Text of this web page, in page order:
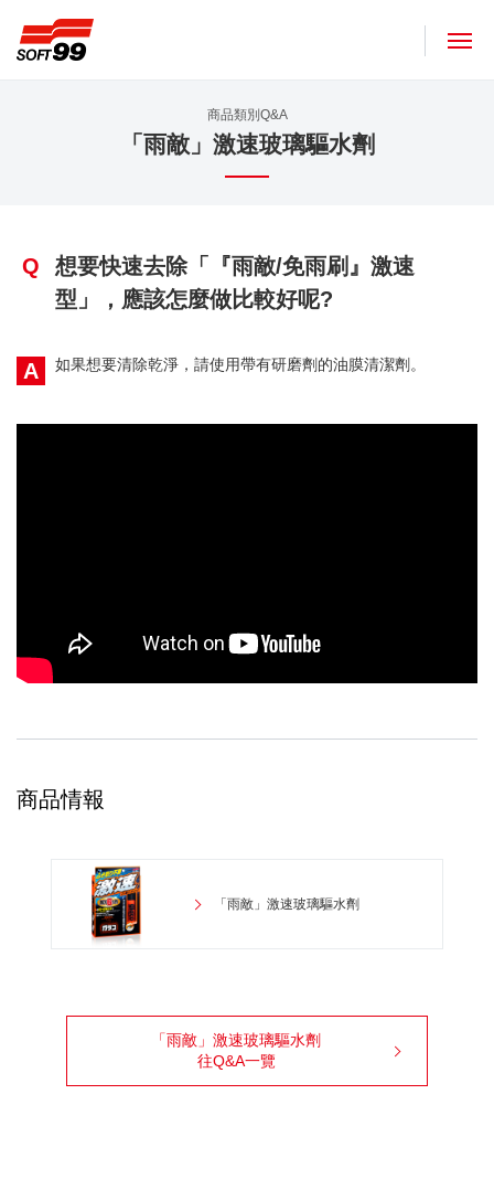
商品類別Q&A
「雨敵」激速玻璃驅水劑
Q
想要快速去除「『雨敵/免雨刷』激速
型」，應該怎麼做比較好呢?
A 如果想要清除乾淨，請使用帶有研磨劑的油膜清潔劑。
商品情報
「雨敵」激速玻璃驅水劑
「雨敵」激速玻璃驅水劑
往Q&A一覽